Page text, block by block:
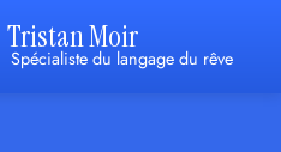
Tristan Moir
Spécialiste du langage du rêve